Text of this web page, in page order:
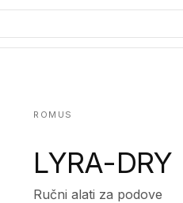
ROMUS
LYRA-DRY
Ručni alati za podove